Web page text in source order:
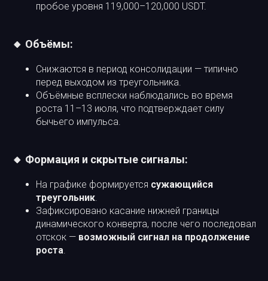
пробое уровня 119,000–120,000 USDT.
🔸 Объёмы:
Снижаются в период консолидации — типично
перед выходом из треугольника.
Объёмные всплески наблюдались во время
роста 11–13 июля, что подтверждает силу
бычьего импульса.
🔸 Формация и скрытые сигналы:
На графике формируется сужающийся
треугольник.
Зафиксировано касание нижней границы
динамического конверта, после чего последовал
отскок — возможный сигнал на продолжение
роста.